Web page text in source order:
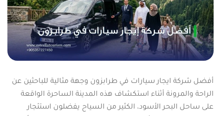
أفضل شركة ايجار سيارات في طرابزون وجهة مثالية للباحثين عن
الراحة والمرونة أثناء استكشاف هذه المدينة الساحرة الواقعة
على ساحل البحر الأسود، الكثير من السياح يفضلون استئجار